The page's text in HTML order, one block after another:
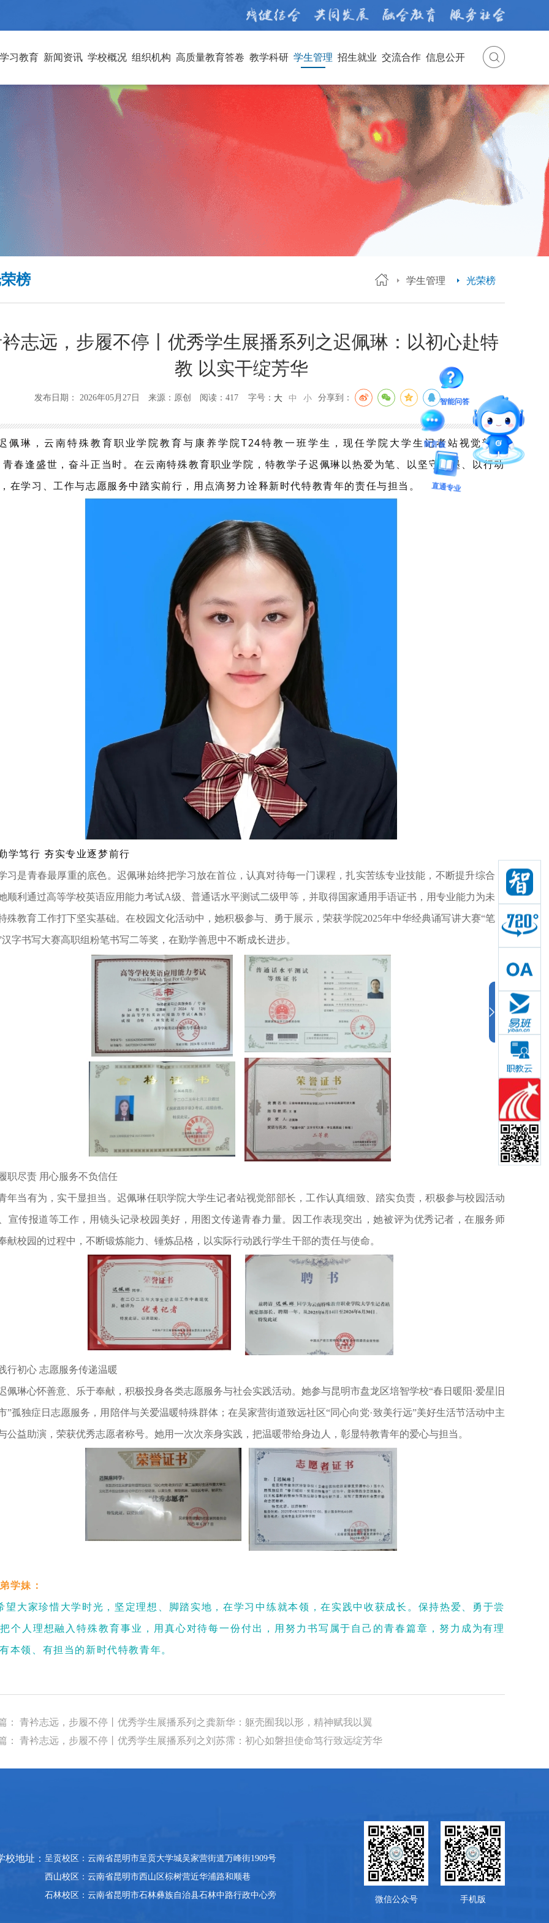
学习教育 新闻资讯 学校概况 组织机构 高质量教育答卷 教学科研 学生管理 招生就业 交流合作 信息公开
榜 学生管理 光荣榜
志远，步履不停丨优秀学生展播系列之迟佩琳：以初心赴特
教 以实干绽芳华
发布日期： 2026年05月27日 来源：原创 阅读：417 字号： 大 中 小 分享到：
佩琳，云南特殊教育职业学院教育与康养学院T24特教一班学生，现任学院大学生记者站视觉部部
青春逢盛世，奋斗正当时。在云南特殊教育职业学院，特教学子迟佩琳以热爱为笔、以坚守为墨、以行动
在学习、工作与志愿服务中踏实前行，用点滴努力诠释新时代特教青年的责任与担当。
学笃行 夯实专业逐梦前行
习是青春最厚重的底色。迟佩琳始终把学习放在首位，认真对待每一门课程，扎实苦练专业技能，不断提升综合素
顺利通过高等学校英语应用能力考试A级、普通话水平测试二级甲等，并取得国家通用手语证书，用专业能力为未来
殊教育工作打下坚实基础。在校园文化活动中，她积极参与、勇于展示，荣获学院2025年中华经典诵写讲大赛“笔墨
汉字书写大赛高职组粉笔书写二等奖，在勤学善思中不断成长进步。
职尽责 用心服务不负信任
年当有为，实干显担当。迟佩琳任职学院大学生记者站视觉部部长，工作认真细致、踏实负责，积极参与校园活动
宣传报道等工作，用镜头记录校园美好，用图文传递青春力量。因工作表现突出，她被评为优秀记者，在服务师
献校园的过程中，不断锻炼能力、锤炼品格，以实际行动践行学生干部的责任与使命。
行初心 志愿服务传递温暖
佩琳心怀善意、乐于奉献，积极投身各类志愿服务与社会实践活动。她参与昆明市盘龙区培智学校“春日暖阳·爱星旧
”孤独症日志愿服务，用陪伴与关爱温暖特殊群体；在吴家营街道致远社区“同心向党·致美行远”美好生活节活动中主
公益助演，荣获优秀志愿者称号。她用一次次亲身实践，把温暖带给身边人，彰显特教青年的爱心与担当。
学妹：
大家珍惜大学时光，坚定理想、脚踏实地，在学习中练就本领，在实践中收获成长。保持热爱、勇于尝
个人理想融入特殊教育事业，用真心对待每一份付出，用努力书写属于自己的青春篇章，努力成为有理
本领、有担当的新时代特教青年。
篇： 青衿志远，步履不停丨优秀学生展播系列之龚新华：躯壳囿我以形，精神赋我以翼
： 青衿志远，步履不停丨优秀学生展播系列之刘苏霈：初心如磐担使命笃行致远绽芳华
校地址： 呈贡校区：云南省昆明市呈贡大学城吴家营街道万峰街1909号
西山校区：云南省昆明市西山区棕树营近华浦路和顺巷
石林校区： 云南省昆明市石林彝族自治县石林中路行政中心旁 微信公众号 手机版
智能问答
留言板
直通专业